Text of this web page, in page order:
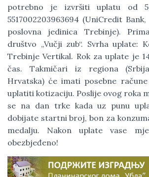
potrebno je izvršiti uplatu od
5517002203963694 (UniCredit
poslovna jedinica Trebinje).
društvo „Vučji zub“. Svrha uplate:
Trebinje Vertikal. Rok za uplate je
čas. Takmičari iz regiona
Hrvatska) će imati posebne
uplatiti kotizaciju. Poslije ovog roka
se na dan trke kada uz punu
dobijate startni broj, bon za
medalju. Nakon uplate vase
obezbjeđeno!